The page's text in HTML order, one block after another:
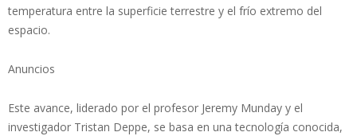
temperatura entre la superficie terrestre y el frío extremo del
espacio.
Anuncios
Este avance, liderado por el profesor Jeremy Munday y el
investigador Tristan Deppe, se basa en una tecnología conocida,